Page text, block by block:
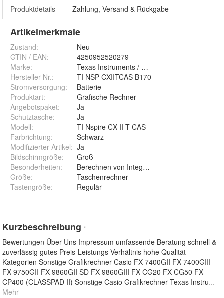
Produktdetails Zahlung, Versand & Rückgabe
Artikelmerkmale
Zustand:
Neu
GTIN / EAN:
4250952520279
Marke:
Texas Instruments / Dynatech
Hersteller Nr.:
TI NSP CXIITCAS B170
Stromversorgung:
Batterie
Produktart:
Grafische Rechner
Angebotspaket:
Ja
Schutztasche:
Ja
Modell:
TI Nspire CX II T CAS
Farbrichtung:
Schwarz
Modifizierter Artikel: Ja
Bildschirmgröße:
Groß
Besonderheiten:
Berechnen von Integralen
Größe:
Taschenrechner
Tastengröße: Regulär
Kurzbeschreibung *
Bewertungen Über Uns Impressum umfassende Beratung schnell &
zuverlässig gutes Preis-Leistungs-Verhältnis hohe Qualität
Kategorien Sonstige Grafikrechner Casio FX-7400GII FX-7400GIII
FX-9750GII FX-9860GII SD FX-9860GIII FX-CG20 FX-CG50 FX-
CP400 (CLASSPAD II) Sonstige Casio Grafikrechner Texas Instru...
Mehr